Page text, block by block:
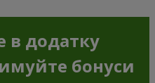
в додатку
бонуси